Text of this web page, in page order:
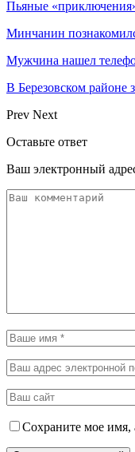
Пьяные
Минчанин
Мужчина нашел
В Березовском районе
Prev Next
Оставьте ответ
Ваш электронный
Сохраните мое имя,